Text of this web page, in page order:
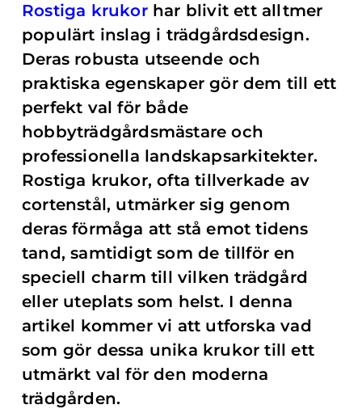
Rostiga krukorhar blivit ett alltmer
populärt inslag i trädgårdsdesign.
Deras robusta utseende och
praktiska egenskaper gör dem till ett
perfekt val för både
hobbyträdgårdsmästare och
professionella landskapsarkitekter.
Rostiga krukor, ofta tillverkade av
cortenstål, utmärker sig genom
deras förmåga att stå emot tidens
tand, samtidigt som de tillför en
speciell charm till vilken trädgård
eller uteplats som helst. I denna
artikel kommer vi att utforska vad
som gör dessa unika krukor till ett
utmärkt val för den moderna
trädgården.